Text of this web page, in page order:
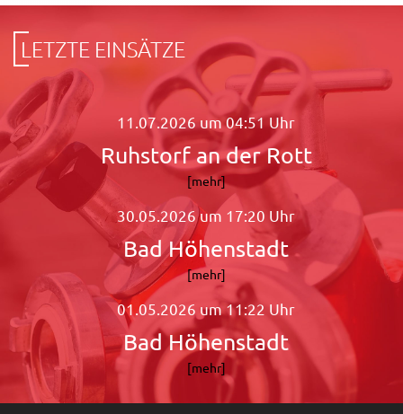
LETZTE EINSÄTZE
11.07.2026 um 04:51 Uhr
Ruhstorf an der Rott
[mehr]
30.05.2026 um 17:20 Uhr
Bad Höhenstadt
[mehr]
01.05.2026 um 11:22 Uhr
Bad Höhenstadt
[mehr]